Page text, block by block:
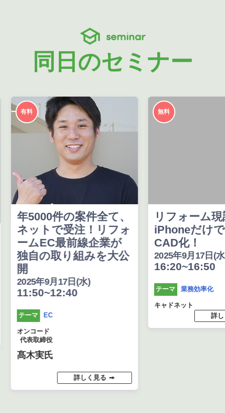
seminar
同日のセミナー
有料
年5000件の案件全て、
ネットで受注！リフォ
ームEC最前線企業が
独自の取り組みを大公
開
2025年9月17日(水)
11:50~12:40
テーマ EC
オンコード
代表取締役
髙木実氏
詳しく見る
無料
リフォーム
iPhoneだけ
CAD化！
2025年9月17日(
16:20~16:50
テーマ 業務効率化
キャドネット
詳